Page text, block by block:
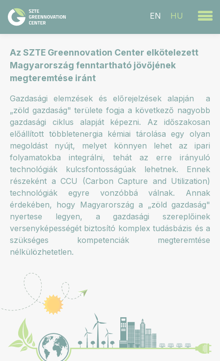
EN HU
Az SZTE Greennovation Center elkötelezett
Magyarország fenntartható jövőjének
megteremtése iránt
Gazdasági elemzések és előrejelzések alapján a
„zöld gazdaság" területe fogja a következő nagyobb
gazdasági ciklus alapját képezni. Az időszakosan
előállított többletenergia kémiai tárolása egy olyan
megoldást nyújt, melyet könnyen lehet az ipari
folyamatokba integrálni, tehát az erre irányuló
technológiák kulcsfontosságúak lehetnek. Ennek
részeként a CCU (Carbon Capture and Utilization)
technológiák egyre vonzóbbá válnak. Annak
érdekében, hogy Magyarország a „zöld gazdaság"
nyertese legyen, a gazdasági szereplőinek
versenyképességét biztosító komplex tudásbázis és a
szükséges kompetenciák megteremtése
nélkülözhetetlen.